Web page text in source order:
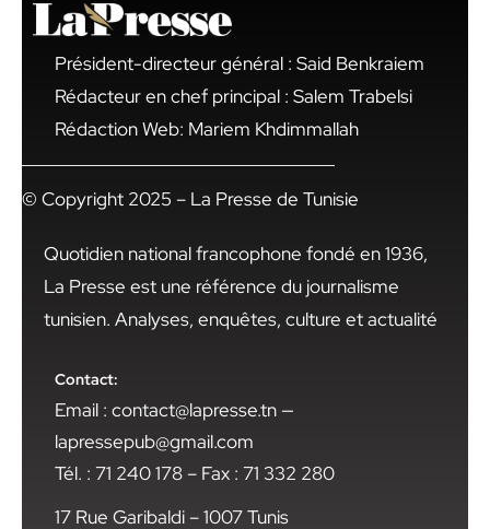
Président-directeur général : Said Benkraiem
Rédacteur en chef principal : Salem Trabelsi
Rédaction Web: Mariem Khdimmallah
© Copyright 2025 – La Presse de Tunisie
Quotidien national francophone fondé en 1936,
La Presse est une référence du journalisme
tunisien. Analyses, enquêtes, culture et actualité
Contact:
Email : contact@lapresse.tn —
lapressepub@gmail.com
Tél. : 71 240 178 – Fax : 71 332 280
17 Rue Garibaldi – 1007 Tunis